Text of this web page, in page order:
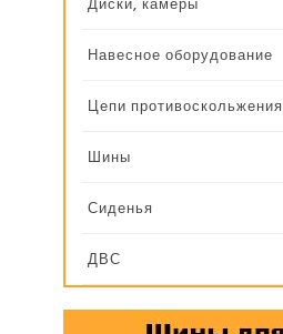
Навесное оборудование
Цепи противоскольжения
Шины
Сиденья
ДВС